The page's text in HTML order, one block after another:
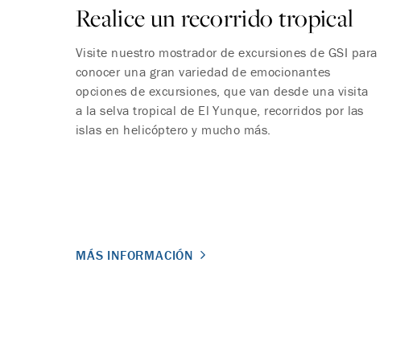
Realice un recorrido tropical
Visite nuestro mostrador de excursiones de GSI para
conocer una gran variedad de emocionantes
opciones de excursiones, que van desde una visita
a la selva tropical de El Yunque, recorridos por las
islas en helicóptero y mucho más.
MÁS INFORMACIÓN